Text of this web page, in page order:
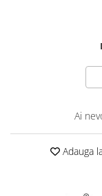
Sanatate
Ai
Adauga